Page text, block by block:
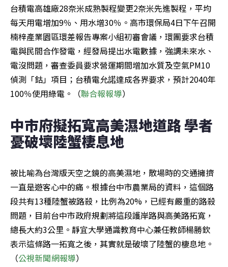
台積電高雄廠28奈米成熟製程變更2奈米先進製程，平均
每天用電增加9％、用水增30％。高市環保局4日下午召開
楠梓產業園區環差報告專案小組初審會議，環團要求台積
電與民間合作發電，經發局提出水電數據，強調未來水、
電沒問題，審查委員要求營運期間增加水質及空氣PM10
偵測「鈷」項目；台積電允諾達成各界要求，預計2040年
100％使用綠電。（聯合報報導）
中市府擬拓寬高美濕地道路 學者
憂破壞陸蟹棲息地
被比喻為台灣版天空之鏡的高美濕地，散場時的交通擁擠
一直是遊客心中的痛。根據台中市農業局的資料，這個路
段共有13種陸蟹被路殺，比例為20%，已經有嚴重的路殺
問題，目前台中市政府規劃將這段護岸路與高美路拓寬，
總長大約3公里。靜宜大學通識教育中心兼任教師楊勝欽
表示這條路一拓寬之後，其實就是破壞了陸蟹的棲息地。
（公視新聞網報導）